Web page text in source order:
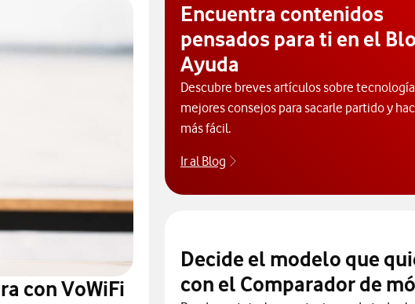
con VoWiFi
Encuentra contenidos
pensados para ti en el
Ayuda
Descubre breves artículos sobre
mejores consejos para sacarle partido y
más fácil.
Ir al Blog
Descubre el blog de Ayuda.
Decide el modelo que
con el Comparador de